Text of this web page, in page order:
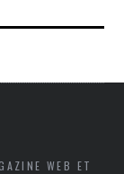
WEB ET